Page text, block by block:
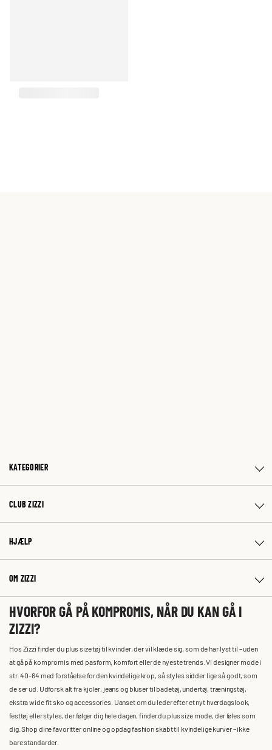
KATEGORIER
CLUB ZIZZI
HJÆLP
OM ZIZZI
HVORFOR GÅ PÅ KOMPROMIS, NÅR DU KAN GÅ I
ZIZZI?
Hos Zizzi finder du plus size tøj til kvinder, der vil klæde sig, som de har lyst til – uden
at gå på kompromis med pasform, komfort eller de nyeste trends. Vi designer mode i
str. 40-64 med forståelse for den kvindelige krop, så styles sidder lige så godt, som
de ser ud. Udforsk alt fra kjoler, jeans og bluser til badetøj, undertøj, træningstøj,
ekstra wide fit sko og accessories. Uanset om du leder efter et nyt hverdagslook,
festtøj eller styles, der følger dig hele dagen, finder du plus size mode, der føles som
dig. Shop dine favoritter online og opdag fashion skabt til kvindelige kurver – ikke
bare standarder.